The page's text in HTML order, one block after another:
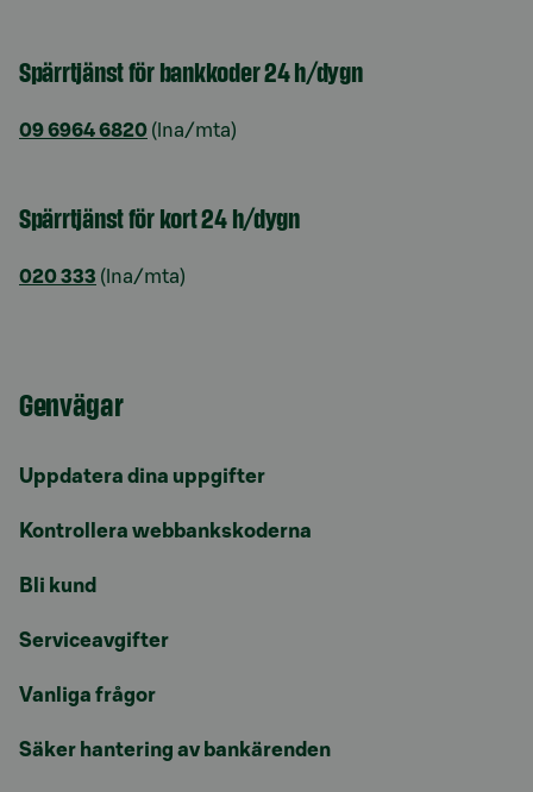
Spärrtjänst för bankkoder 24 h/dygn
09 6964 6820 (lna/mta)
Spärrtjänst för kort 24 h/dygn
020 333 (lna/mta)
Genvägar
Uppdatera dina uppgifter
Kontrollera webbankskoderna
Bli kund
Serviceavgifter
Vanliga frågor
Säker hantering av bankärenden